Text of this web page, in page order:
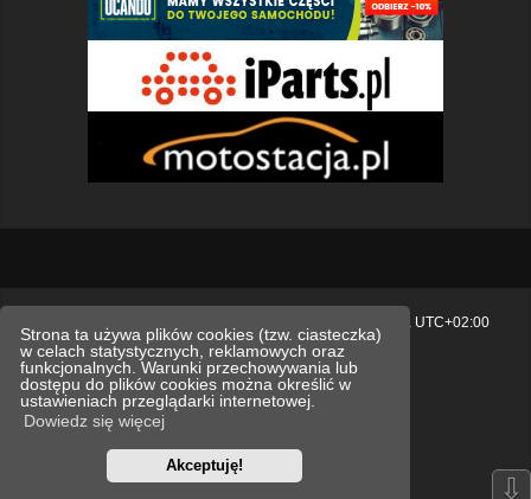
Strona ta używa plików cookies (tzw. ciasteczka)
w celach statystycznych, reklamowych oraz
funkcjonalnych. Warunki przechowywania lub
dostępu do plików cookies można określić w
ustawieniach przeglądarki internetowej.
Dowiedz się więcej
Akceptuję!
Strefa czasowa UTC+02:00
Polityka prywatności.
Technologię dostarczaphpBB® Forum Software © phpBB Limited
Polski pakiet językowy dostarczaphpBB.pl
we_universal created by INVENTEA & v12mike
phpBB SEO ⇩